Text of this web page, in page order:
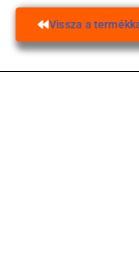
Vissza a